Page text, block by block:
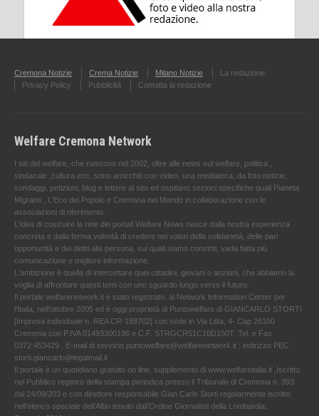
Cremona Notizie Crema Notizie Milano Notizie
La redazione
Privacy Policy
Pubblicità Contatta la redazione
Welfare Cremona Network
I siti del welfare, che nascono nel 2002, oltre alle news sul welfare, politica ,
sindacale ,cultura ecc. sono arricchiti con video, una mediateca, da foto notizie,
sondaggi, petizioni, blog e lettere al sito ed ospitano sezioni specifiche quali Pianeta
Migranti , L'Eco del Popolo e Cremona nel Mondo in collaborazione con le
associazioni di riferimento.
L'idea di costruire la rete dei portali Welfare News nasce dalla nostra esperienza
concreta e dalla ferma volontà di credere nei valori della solidarietà, delle pari
opportunità e dei diritti alla persona, sui quali siamo convinti, vada fatta più
comunicazione e migliore informazione.
L'ambizione è quella di intercettare quei cittadini, giovani o anziani, che abbiamo la
voglia di affrontare questi temi con uno sguardo lungo verso il futuro.
Il portale welfarenetwork.it è stato registrato, al Network Information Center per
l'Italia, nell’ottobre 2005 ed è oggi proprietà di Puntowelfare di GIANCARLO STORTI
[Impresa individuale n. REA CR-188702] con sede in Via Litta, 4- Cap 26100
Cremona con P.IVA 01493300196 e C.F. STRGCR51C10D150T. Tel. e Fax
0372.453429 . E-mail di servizio puntowelfare@welfarenetwork.it ; indirizzo PEC
storti.giancarlo@legalmail.it
Il portale è un quotidiano gratuito on line, supplemento di www.welfareitalia.it ,Iscritto
nel Pubblico registro della stampa periodica presso il Tribunale di Cremona n. 393
dal 24/09/203 e con direttore responsabile Gian Carlo Storti regolarmente iscritto
nell’elenco speciale dell’Albo tenuto dall’Ordine Giornalisti della Lombardia.